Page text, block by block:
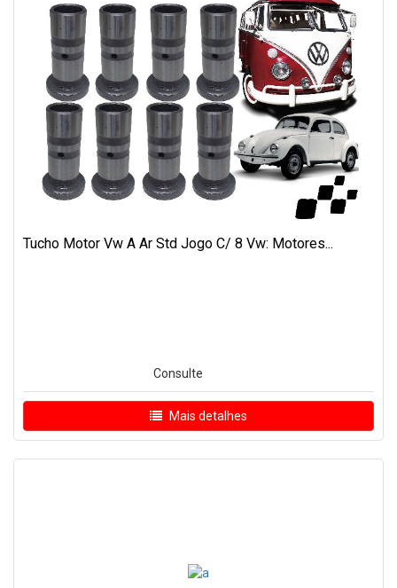
Tucho Motor Vw A Ar Std Jogo C/ 8 Vw: Motores...
Consulte
Mais detalhes